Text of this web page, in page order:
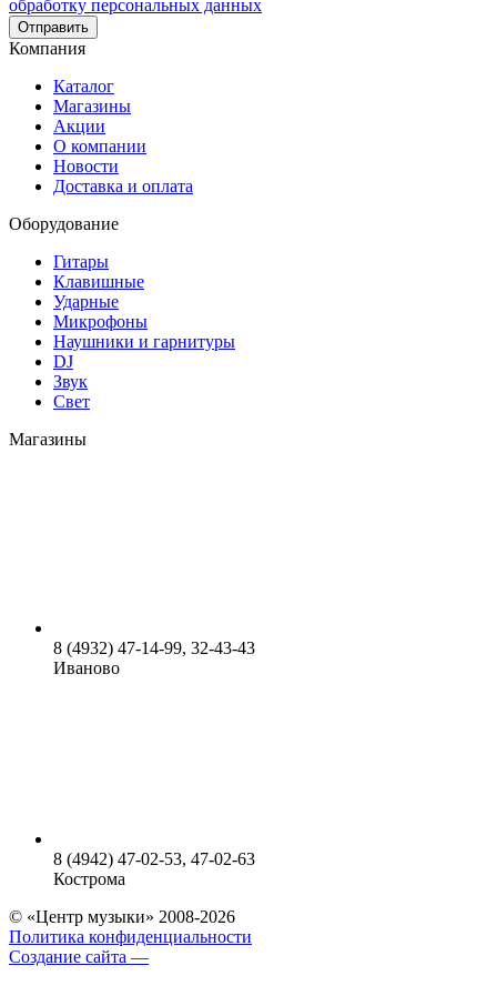
обработку персональных данных
Отправить
Компания
Каталог
Магазины
Акции
О компании
Новости
Доставка и оплата
Оборудование
Гитары
Клавишные
Ударные
Микрофоны
Наушники и гарнитуры
DJ
Звук
Свет
Магазины
8 (4932) 47-14-99, 32-43-43
Иваново
8 (4942) 47-02-53, 47-02-63
Кострома
© «Центр музыки» 2008-2026
Политика конфиденциальности
Создание сайта —